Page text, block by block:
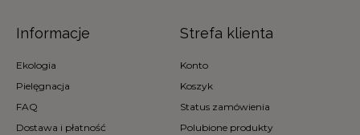
Informacje
Ekologia
Pielęgnacja
FAQ
Dostawa i płatność
Strefa klienta
Konto
Koszyk
Status zamówienia
Polubione produkty